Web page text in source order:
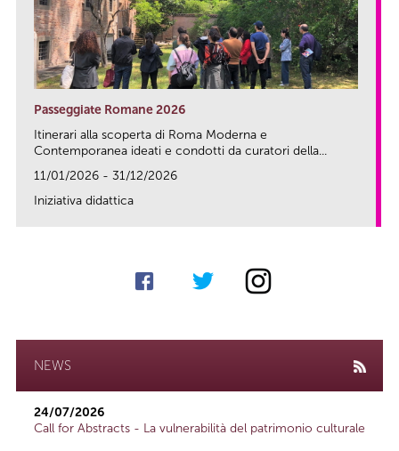
Passeggiate Romane 2026
Itinerari alla scoperta di Roma Moderna e
Contemporanea ideati e condotti da curatori della...
11/01/2026 - 31/12/2026
Iniziativa didattica
NEWS
24/07/2026
Call for Abstracts - La vulnerabilità del patrimonio culturale